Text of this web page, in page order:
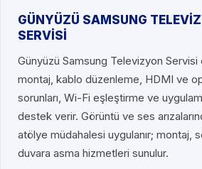
GÜNYÜZÜ SAMSUNG
SERVİSİ
Günyüzü Samsung Televizyon Servisi
montaj, kablo düzenleme, HDMI ve
sorunları, Wi-Fi eşleştirme ve
destek verir. Görüntü ve ses
atölye müdahalesi uygulanır; montaj,
duvara asma hizmetleri sunulur.